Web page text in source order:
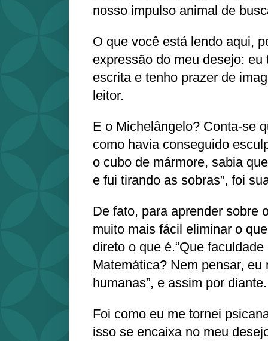
nosso impulso animal de
O que você está lendo aqui,
expressão do meu desejo: eu
escrita e tenho prazer de
leitor.
E o Michelângelo? Conta-se
como havia conseguido
o cubo de mármore, sabia
e fui tirando as sobras”, foi
De fato, para aprender sobre
muito mais fácil eliminar o
direto o que é.“Que
Matemática? Nem pensar,
humanas”, e assim por diante.
Foi como eu me tornei
isso se encaixa no meu